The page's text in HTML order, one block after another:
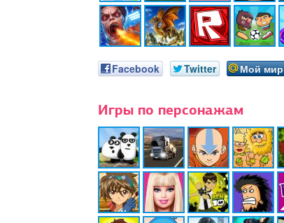
Facebook Twitter Мой мир
Игры по персонажам